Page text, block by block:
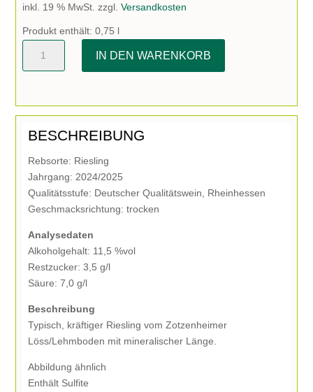
inkl. 19 % MwSt. zzgl.Versandkosten
Produkt enthält: 0,75 l
IN DEN WARENKORB
BESCHREIBUNG
Rebsorte: Riesling
Jahrgang: 2024/2025
Qualitätsstufe: Deutscher Qualitätswein, Rheinhessen
Geschmacksrichtung: trocken
Analysedaten
Alkoholgehalt: 11,5 %vol
Restzucker: 3,5 g/l
Säure: 7,0 g/l
Beschreibung
Typisch, kräftiger Riesling vom Zotzenheimer
Löss/Lehmboden mit mineralischer Länge.
Abbildung ähnlich
Enthält Sulfite